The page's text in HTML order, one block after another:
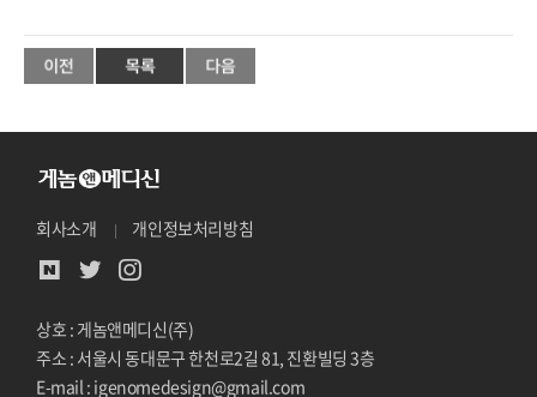
회사소개 개인정보처리방침
상호 : 게놈앤메디신(주)
주소 : 서울시 동대문구 한천로2길 81, 진환빌딩 3층
E-mail : igenomedesign@gmail.com